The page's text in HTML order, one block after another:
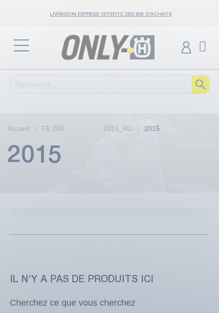
LIVRAISON EXPRESS OFFERTE DÈS 80€ D'ACHATS
Accueil FE 250 2015_AU 2015
2015
IL N'Y A PAS DE PRODUITS ICI
Cherchez ce que vous cherchez